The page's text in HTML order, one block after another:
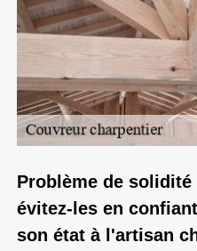
Problème de solidité
évitez-les en
son état à l'artisan